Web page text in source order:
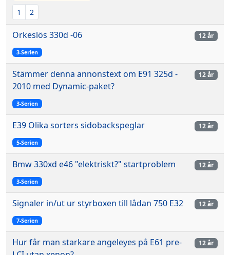
1 2
Orkeslös 330d -06
3-Serien
12 år
Stämmer denna annonstext om E91 325d -
2010 med Dynamic-paket?
3-Serien
12 år
E39 Olika sorters sidobackspeglar
5-Serien
12 år
Bmw 330xd e46 "elektriskt?" startproblem
3-Serien
12 år
Signaler in/ut ur styrboxen till lådan 750 E32
7-Serien
12 år
Hur får man starkare angeleyes på E61 pre-
12 år